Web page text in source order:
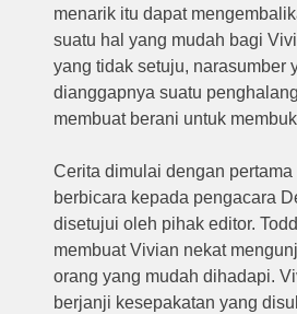
menarik itu dapat
suatu hal yang mudah bagi
yang tidak setuju, narasumber
dianggapnya suatu
membuat berani untuk
Cerita dimulai dengan
berbicara kepada pengacara
disetujui oleh pihak editor.
membuat Vivian nekat
orang yang mudah dihadapi.
berjanji kesepakatan yang